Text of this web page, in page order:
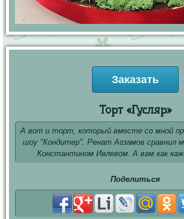
Заказать
Торт «Гусляр»
А вот и торт, который вместе со мной
шоу "Кондитер". Ренат Агзамов сравнил
Константином Ивлевом. А вам как
Поделиться